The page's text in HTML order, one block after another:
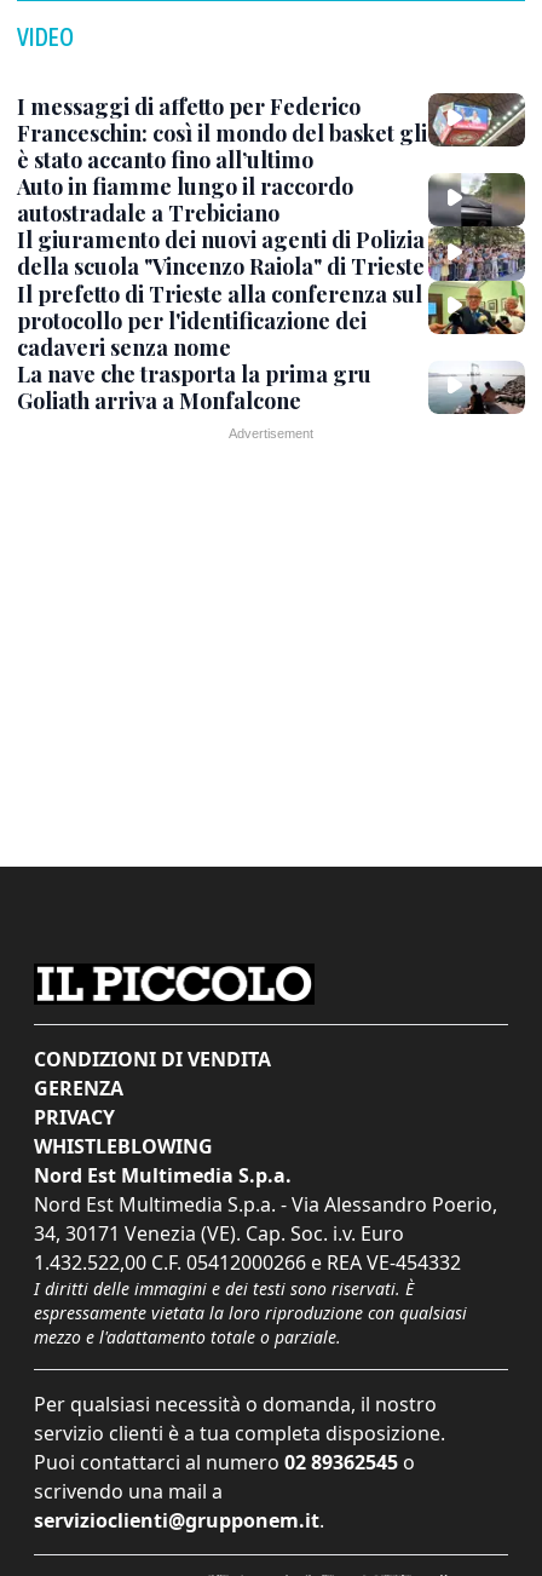
VIDEO
I messaggi di affetto per Federico
Franceschin: così il mondo del basket gli
è stato accanto fino all’ultimo
Auto in fiamme lungo il raccordo
autostradale a Trebiciano
Il giuramento dei nuovi agenti di Polizia
della scuola "Vincenzo Raiola" di Trieste
Il prefetto di Trieste alla conferenza sul
protocollo per l'identificazione dei
cadaveri senza nome
La nave che trasporta la prima gru
Goliath arriva a Monfalcone
CONDIZIONI DI VENDITA
GERENZA
PRIVACY
WHISTLEBLOWING
Nord Est Multimedia S.p.a.
Nord Est Multimedia S.p.a. - Via Alessandro Poerio,
34, 30171 Venezia (VE). Cap. Soc. i.v. Euro
1.432.522,00 C.F. 05412000266 e REA VE-454332
I diritti delle immagini e dei testi sono riservati. È
espressamente vietata la loro riproduzione con qualsiasi
mezzo e l'adattamento totale o parziale.
Per qualsiasi necessità o domanda, il nostro
servizio clienti è a tua completa disposizione.
Puoi contattarci al numero 02 89362545 o
scrivendo una mail a
servizioclienti@grupponem.it.